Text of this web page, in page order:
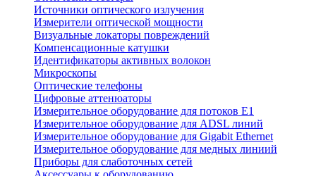
Источники оптического излучения
Измерители оптической мощности
Визуальные локаторы повреждений
Компенсационные катушки
Идентификаторы активных волокон
Микроскопы
Оптические телефоны
Цифровые аттенюаторы
Измерительное оборудование для потоков Е1
Измерительное оборудование для ADSL линий
Измерительное оборудование для Gigabit Ethernet
Измерительное оборудование для медных линиий
Приборы для слаботочных сетей